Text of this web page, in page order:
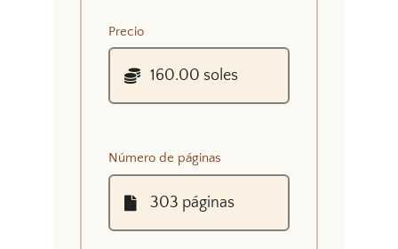
Precio
Número de páginas